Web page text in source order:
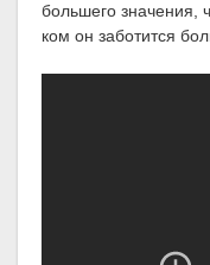
большего значения,
ком он заботится